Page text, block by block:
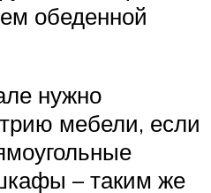
обеденной
нужно
мебели, если
– таким же